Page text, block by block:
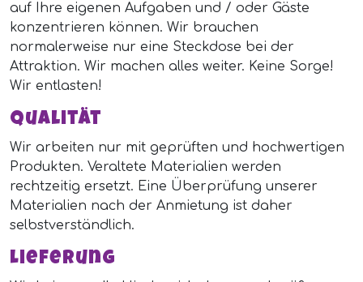
auf Ihre eigenen Aufgaben und / oder Gäste
konzentrieren können. Wir brauchen
normalerweise nur eine Steckdose bei der
Attraktion. Wir machen alles weiter. Keine Sorge!
Wir entlasten!
Qualität
Wir arbeiten nur mit geprüften und hochwertigen
Produkten. Veraltete Materialien werden
rechtzeitig ersetzt. Eine Überprüfung unserer
Materialien nach der Anmietung ist daher
selbstverständlich.
Lieferung